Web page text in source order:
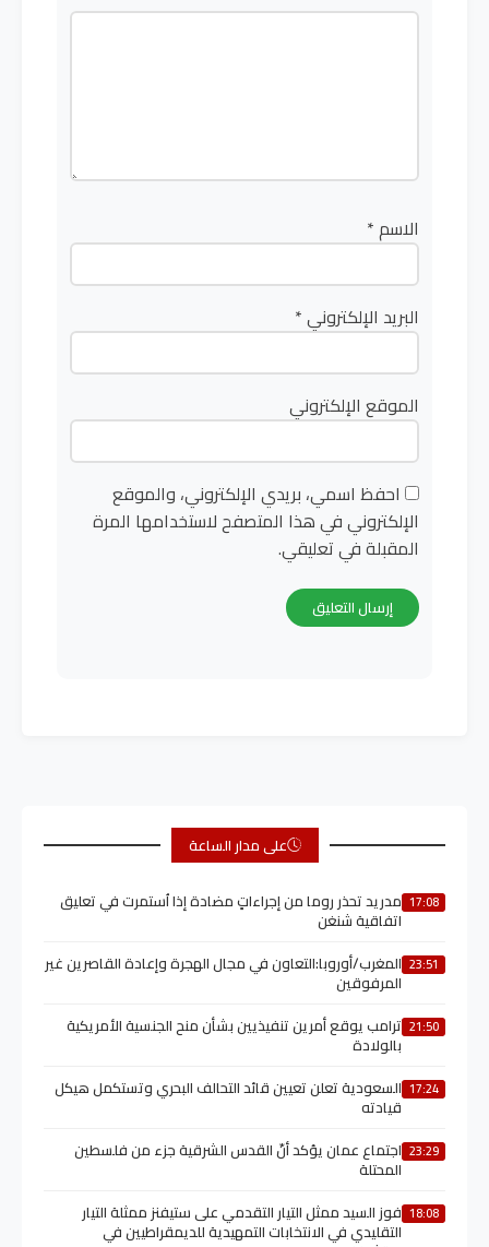
الاسم*
البريد الإلكتروني*
الموقع الإلكتروني
احفظ اسمي، بريدي الإلكتروني، والموقع
الإلكتروني في هذا المتصفح لاستخدامها المرة
المقبلة في تعليقي.
على مدار الساعة
17:08 مدريد تحذر روما من إجراءاتٍ مضادة إذا اُستمرت في تعليق
اتفاقية شنغن
23:51 المغرب/أوروبا:التعاون في مجال الهجرة وإعادة القاصرين غير
المرفوقين
21:50 ترامب يوقع أمرين تنفيذيين بشأن منح الجنسية الأمريكية
بالولادة
17:24 السعودية تعلن تعيين قائد التحالف البحري وتستكمل هيكل
قيادته
23:29 اجتماع عمان يؤكد أنّ القدس الشرقية جزء من فلسطين
المحتلة
18:08 فوز السيد ممثل التيار التقدمي على ستيفنز ممثلة التيار
التقليدي في الانتخابات التمهيدية للديمقراطيين في